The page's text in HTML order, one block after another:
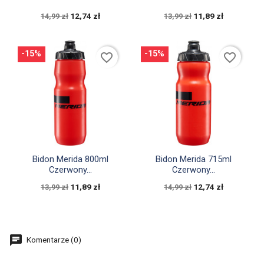
14,99 zł 12,74 zł 13,99 zł 11,89 zł
Szybki podgląd
Bidon Merida 800ml
Czerwony...
13,99 zł 11,89 zł
-15% favorite_border
Szybki podgląd
Bidon Merida 715ml
Czerwony...
14,99 zł 12,74 zł
-15% favorite_border
Komentarze (0)